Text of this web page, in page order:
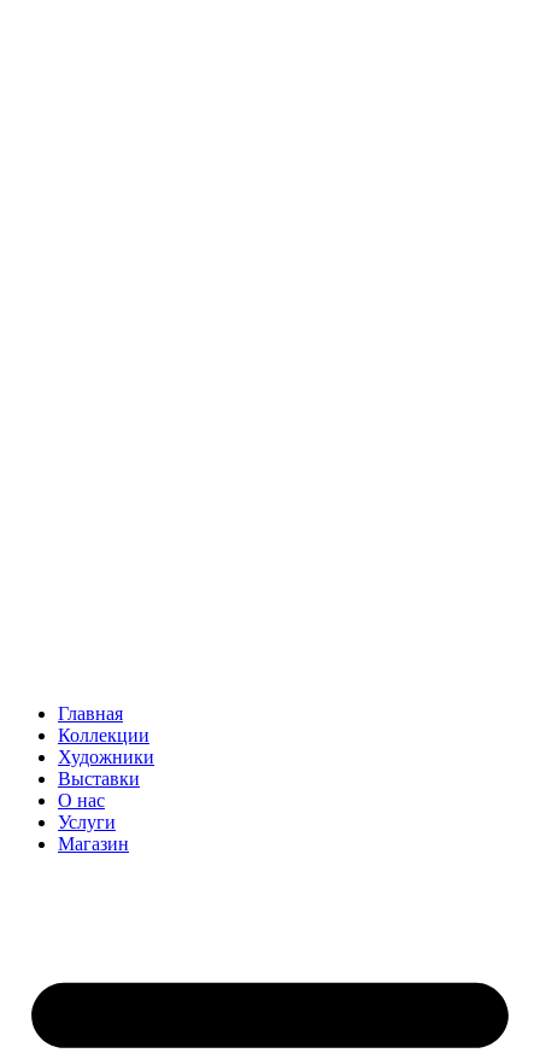
Главная
Коллекции
Художники
Выставки
О нас
Услуги
Магазин